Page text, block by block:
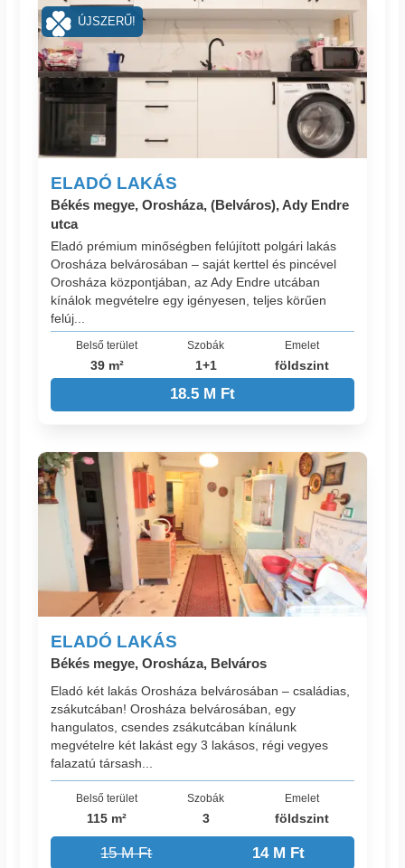
ELADÓ LAKÁS
Békés megye, Orosháza, (Belváros), Ady Endre
utca
Eladó prémium minőségben felújított polgári lakás
Orosháza belvárosában – saját kerttel és pincével
Orosháza központjában, az Ady Endre utcában
kínálok megvételre egy igényesen, teljes körűen
felúj...
Belső terület
39 m²
Szobák
1+1
Emelet
földszint
18.5 M Ft
ÚJSZERŰ!
ELADÓ LAKÁS
Békés megye, Orosháza, Belváros
Eladó két lakás Orosháza belvárosában – családias,
zsákutcában! Orosháza belvárosában, egy
hangulatos, csendes zsákutcában kínálunk
megvételre két lakást egy 3 lakásos, régi vegyes
falazatú társash...
Belső terület
115 m²
Szobák
3
Emelet
földszint
15 M Ft 14 M Ft